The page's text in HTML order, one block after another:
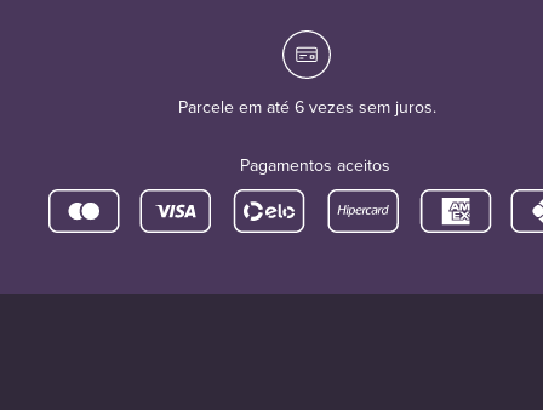
Parcele em até 6 vezes sem juros.
Pagamentos aceitos